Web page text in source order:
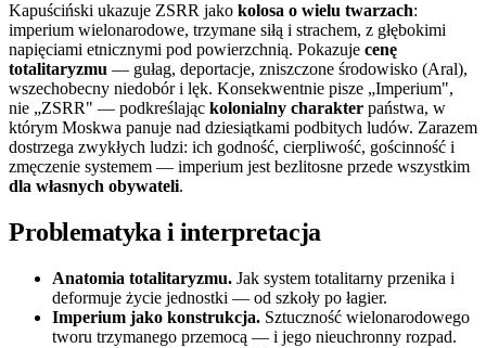
Kapuściński ukazuje ZSRR jako kolosa o wielu twarzach:
imperium wielonarodowe, trzymane siłą i strachem, z głębokimi
napięciami etnicznymi pod powierzchnią. Pokazuje cenę
totalitaryzmu — gułag, deportacje, zniszczone środowisko (Aral),
wszechobecny niedobór i lęk. Konsekwentnie pisze „Imperium",
nie „ZSRR" — podkreślając kolonialny charakter państwa, w
którym Moskwa panuje nad dziesiątkami podbitych ludów. Zarazem
dostrzega zwykłych ludzi: ich godność, cierpliwość, gościnność i
zmęczenie systemem — imperium jest bezlitosne przede wszystkim
dla własnych obywateli.
Problematyka i interpretacja
Anatomia totalitaryzmu. Jak system totalitarny przenika i
deformuje życie jednostki — od szkoły po łagier.
Imperium jako konstrukcja. Sztuczność wielonarodowego
tworu trzymanego przemocą — i jego nieuchronny rozpad.